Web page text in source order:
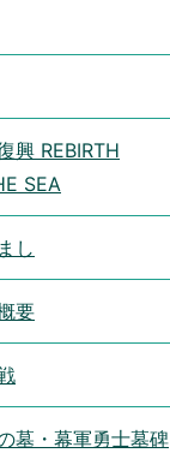
興 REBIRTH
SEA
し
要
墓・幕軍勇士墓碑